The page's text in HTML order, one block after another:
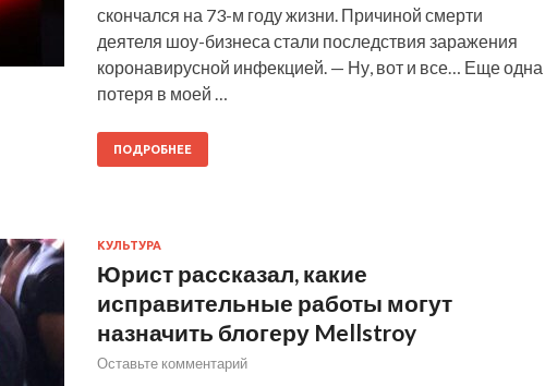
скончался на 73-м году жизни. Причиной смерти
деятеля шоу-бизнеса стали последствия заражения
коронавирусной инфекцией. — Ну, вот и все… Еще одна
потеря в моей …
ПОДРОБНЕЕ
КУЛЬТУРА
Юрист рассказал, какие
исправительные работы могут
назначить блогеру Mellstroy
Оставьте комментарий